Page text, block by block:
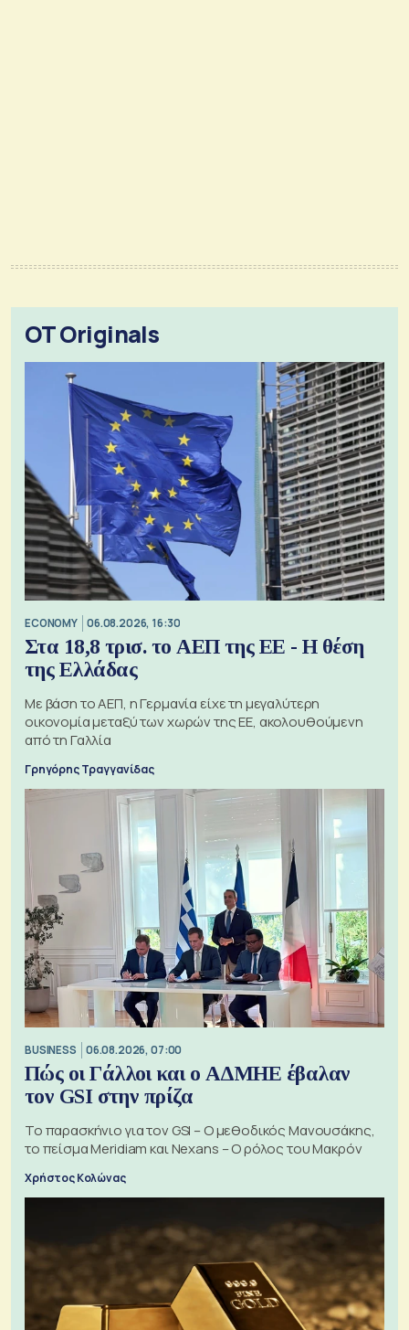
OT Originals
ECONOMY 06.08.2026, 16:30
Στα 18,8 τρισ. το ΑΕΠ της ΕΕ - Η θέση
της Ελλάδας
Με βάση το ΑΕΠ, η Γερμανία είχε τη μεγαλύτερη
οικονομία μεταξύ των χωρών της ΕΕ, ακολουθούμενη
από τη Γαλλία
Γρηγόρης Τραγγανίδας
BUSINESS 06.08.2026, 07:00
Πώς οι Γάλλοι και ο ΑΔΜΗΕ έβαλαν
τον GSI στην πρίζα
Το παρασκήνιο για τον GSI – Ο μεθοδικός Μανουσάκης,
το πείσμα Meridiam και Nexans – Ο ρόλος του Μακρόν
Χρήστος Κολώνας